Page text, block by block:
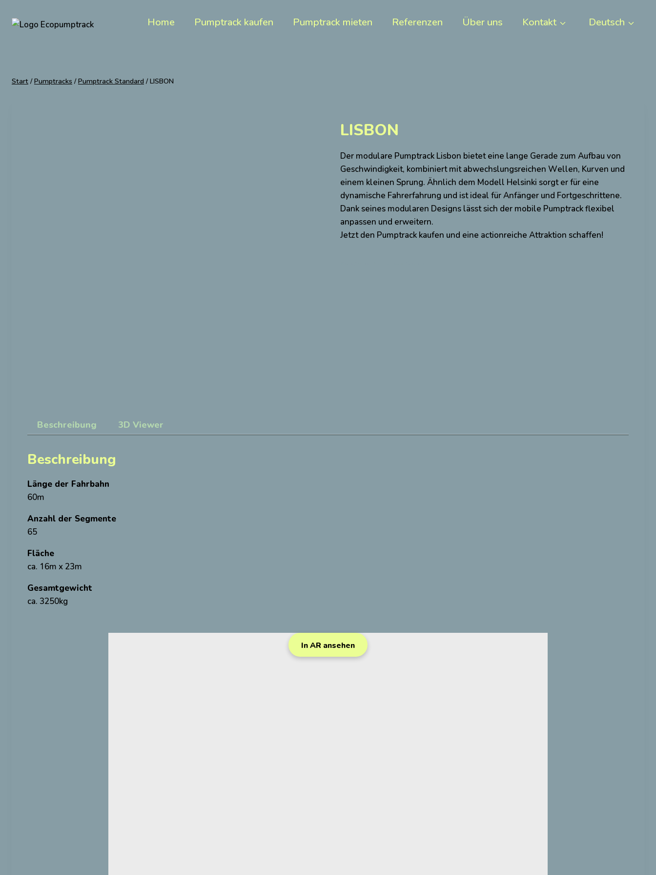
Inhalt
Home Pumptrack kaufen Pumptrack mieten Referenzen Über uns Kontakt Deutsch
Start / Pumptracks / Pumptrack Standard / LISBON
LISBON
Der modulare Pumptrack Lisbon bietet eine lange Gerade zum Aufbau von
Geschwindigkeit, kombiniert mit abwechslungsreichen Wellen, Kurven und
einem kleinen Sprung. Ähnlich dem Modell Helsinki sorgt er für eine
dynamische Fahrerfahrung und ist ideal für Anfänger und Fortgeschrittene.
Dank seines modularen Designs lässt sich der mobile Pumptrack flexibel
anpassen und erweitern.
Jetzt den Pumptrack kaufen und eine actionreiche Attraktion schaffen!
Beschreibung 3D Viewer
Beschreibung
Länge der Fahrbahn
60m
Anzahl der Segmente
65
Fläche
ca. 16m x 23m
Gesamtgewicht
ca. 3250kg
In AR ansehen